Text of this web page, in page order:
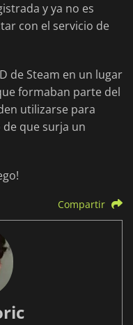
y ya no es
con el servicio de
de Steam en un lugar
formaban parte del
utilizarse para
que surja un
Compartir